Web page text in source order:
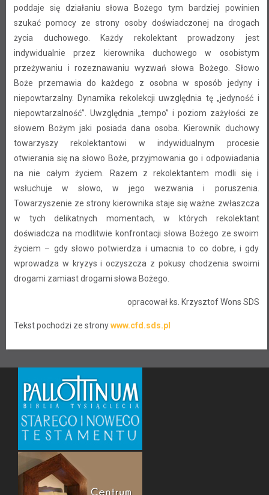
poddaje się działaniu słowa Bożego tym bardziej powinien
szukać pomocy ze strony osoby doświadczonej na drogach
życia duchowego. Każdy rekolektant prowadzony jest
indywidualnie przez kierownika duchowego w osobistym
przeżywaniu i rozeznawaniu wyzwań słowa Bożego. Słowo
Boże przemawia do każdego z osobna w sposób jedyny i
niepowtarzalny. Dynamika rekolekcji uwzględnia tę „jedyność i
niepowtarzalność”. Uwzględnia „tempo” i poziom zażyłości ze
słowem Bożym jaki posiada dana osoba. Kierownik duchowy
towarzyszy rekolektantowi w indywidualnym procesie
otwierania się na słowo Boże, przyjmowania go i odpowiadania
na nie całym życiem. Razem z rekolektantem modli się i
wsłuchuje w słowo, w jego wezwania i poruszenia.
Towarzyszenie ze strony kierownika staje się ważne zwłaszcza
w tych delikatnych momentach, w których rekolektant
doświadcza na modlitwie konfrontacji słowa Bożego ze swoim
życiem – gdy słowo potwierdza i umacnia to co dobre, i gdy
wprowadza w kryzys i oczyszcza z pokusy chodzenia swoimi
drogami zamiast drogami słowa Bożego.
opracował ks. Krzysztof Wons SDS
Tekst pochodzi ze stronywww.cfd.sds.pl